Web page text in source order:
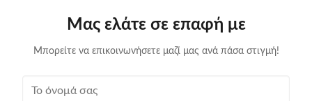
Μας ελάτε σε επαφή με
Μπορείτε να επικοινωνήσετε μαζί μας ανά πάσα στιγμή!